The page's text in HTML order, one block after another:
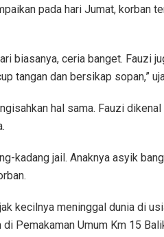
pada hari Jumat, korban
biasanya, ceria banget. Fauzi
tangan dan bersikap sopan,”
hal sama. Fauzi
kadang jail. Anaknya asyik
kecilnya meninggal dunia di
Pemakaman Umum Km 15